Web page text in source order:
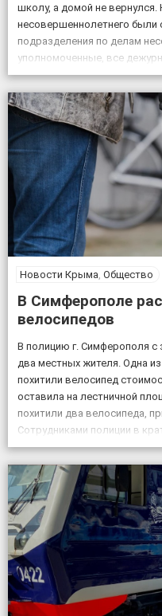
школу, а домой не
несовершеннолетнего были
подразделения по делам
уполномоченные, все
патрульной постовой
Также к поисковым
Новости Крыма, Общество
В Симферополе
велосипедов
В полицию г. Симферополя с
два местных жителя. Одна
похитили велосипед
оставила на лестничной
похитили два велосипеда,
Сотрудниками полиции в
совершении данных